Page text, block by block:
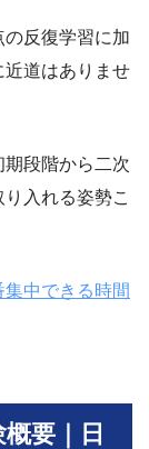
反復学習に加
近道はありませ
段階から二次
入れる姿勢こ
中できる時間
要｜日